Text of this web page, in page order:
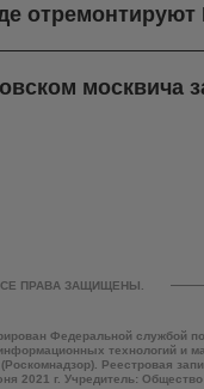
москвича
ПРАВА ЗАЩИЩЕНЫ.
Федеральной службой
технологий и
(Роскомнадзор). Реестровая
2021 г. Учредитель: Общество